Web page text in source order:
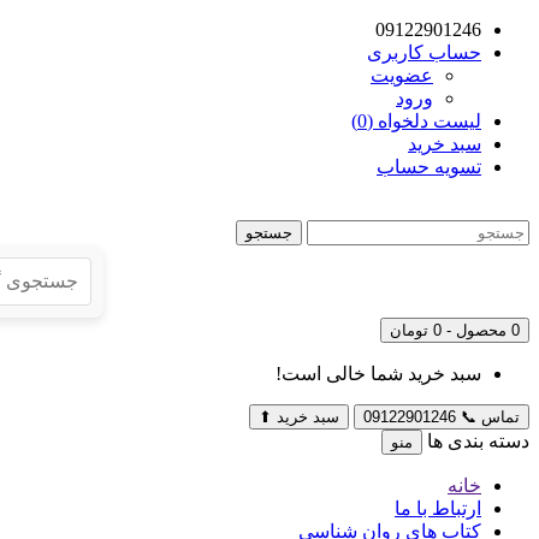
09122901246
حساب کاربری
عضویت
ورود
لیست دلخواه (0)
سبد خرید
تسویه حساب
جستجو
0 محصول - 0 تومان
سبد خرید شما خالی است!
تماس 📞
09122901246 سبد خرید ⬆
دسته بندی ها منو
خانه
ارتباط با ما
کتاب های روان شناسی